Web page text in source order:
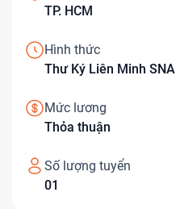
TP. HCM
Hình thức
Thư Ký Liên Minh SNA
Mức lương
Thỏa thuận
Số lượng tuyển
01